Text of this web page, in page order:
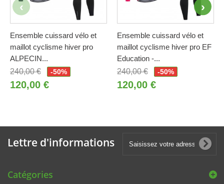
Ensemble cuissard vélo et
maillot cyclisme hiver pro
ALPECIN...
240,00 €
-50%
120,00 €
Ensemble cuissard vélo et
maillot cyclisme hiver pro EF
Education -...
240,00 €
-50%
120,00 €
Lettre d'informations
Catégories